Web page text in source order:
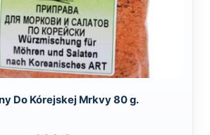
Do Kórejskej Mrkvy 80 g.